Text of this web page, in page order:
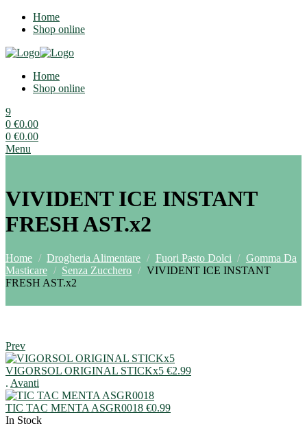
Home
Shop online
Home
Shop online
9
0 €0.00
0 €0.00
Menu
VIVIDENT ICE INSTANT
FRESH AST.x2
Home / Drogheria Alimentare / Fuori Pasto Dolci / Gomma Da
Masticare / Senza Zucchero / VIVIDENT ICE INSTANT
FRESH AST.x2
Prev
VIGORSOL ORIGINAL STICKx5 €2.99
. Avanti
TIC TAC MENTA ASGR0018 €0.99
In Stock